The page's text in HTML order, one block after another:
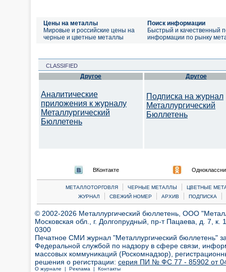
Цены на металлы
Мировые и российские цены на
черные и цветные металлы
Поиск информации
Быстрый и качественный
информации по рынку
CLASSIFIED
Другое
Аналитические
приложения к журналу
Металлургический
Бюллетень
Другое
Подписка на журнал
Металлургический
Бюллетень
ВКонтакте
МЕТАЛЛОТОРГОВЛЯ | ЧЕРНЫЕ МЕТАЛЛЫ |
ЦВЕТНЫЕ
ЖУРНАЛ
| СВЕЖИЙ НОМЕР | АРХИВ | ПОДПИСКА |
© 2002-2026 Металлургический бюллетень, ООО
Московская обл., г. Долгопрудный, пр-т Пацаева, д. 7,
0300
Печатное СМИ журнал "Металлургический бюллетень"
Федеральной службой по надзору в сфере связи,
массовых коммуникаций (Роскомнадзор),
решения о регистрации: серия ПИ № ФС 77 - 85902 от 04
О журнале | Реклама | Контакты